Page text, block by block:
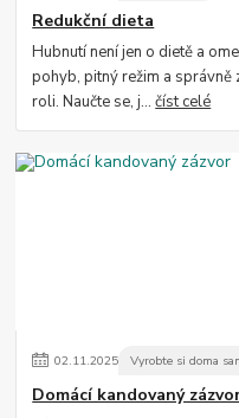
Redukční dieta
Hubnutí není jen o dietě a
pohyb, pitný režim a
roli. Naučte se, j...číst celé
02.11.2025 Vyrobte si doma
Domácí kandovaný